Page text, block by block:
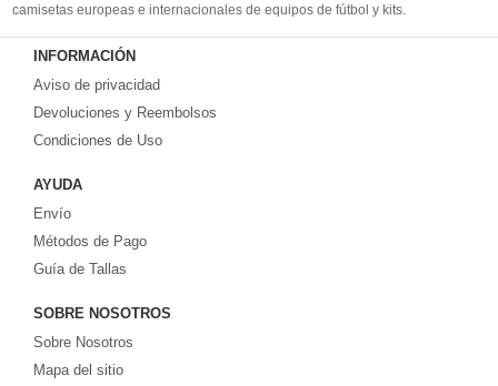
camisetas europeas e internacionales de equipos de fútbol y kits.
Comprecamisetas de futbol baratasen la tienda deportiva más grande de
Europa. ¡Grandes ofertas en todas las camisetas del club de fútbol, ​​kits
europeos e internacionales, todo a los precios más bajos!
Compre nuestra gran selección de
equipaciones, camisetas y un portero a partir de €17.6. Diseños de fútbol
INFORMACIÓN
Aviso de privacidad
Devoluciones y Reembolsos
Condiciones de Uso
AYUDA
Envío
Métodos de Pago
Guía de Tallas
SOBRE NOSOTROS
Sobre Nosotros
Mapa del sitio